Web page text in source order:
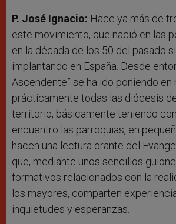
P. José Ignacio: Hace ya más de
este movimiento, que nació en las
en la década de los 50 del pasado
implantando en España. Desde
Ascendente” se ha ido poniendo en
prácticamente todas las diócesis
territorio, básicamente teniendo
encuentro las parroquias, en
hacen una lectura orante del
que, mediante unos sencillos
formativos relacionados con la
los mayores, comparten
inquietudes y esperanzas.